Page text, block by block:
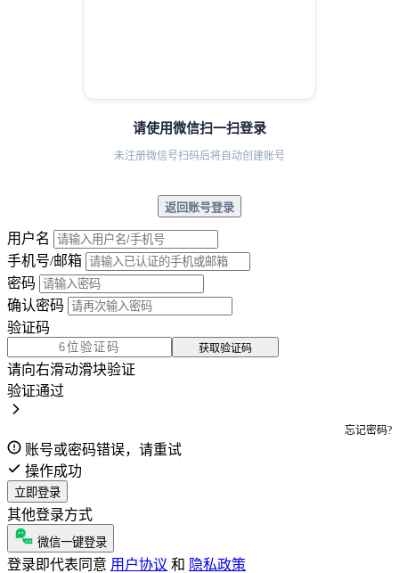
请使用微信扫一扫登录
未注册微信号扫码后将自动创建账号
返回账号登录
用户名
手机号/邮箱
密码
确认密码
验证码
获取验证码
请向右滑动滑块验证
验证通过
忘记密码?
账号或密码错误，请重试
操作成功
立即登录
其他登录方式
微信一键登录
登录即代表同意 用户协议 和 隐私政策